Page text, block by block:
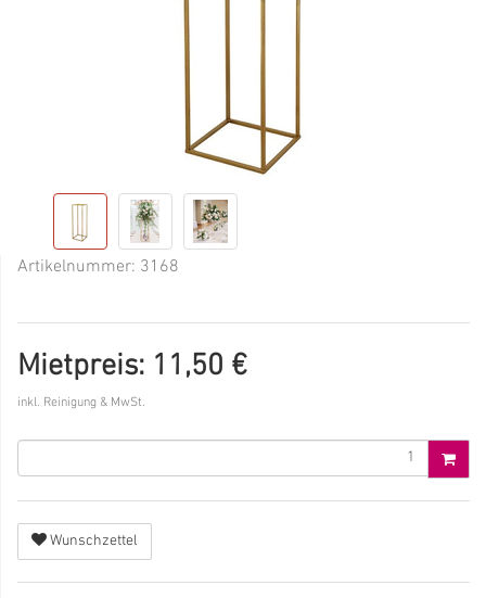
Artikelnummer: 3168
Mietpreis: 11,50 €
inkl. Reinigung & MwSt.
Wunschzettel